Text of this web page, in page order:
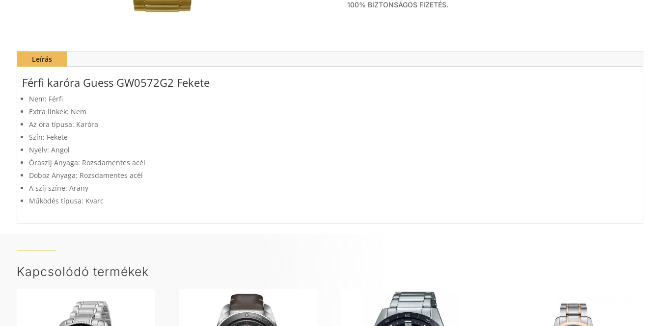
100% BIZTONSÁGOS FIZETÉS.
Leírás
Férfi karóra Guess GW0572G2 Fekete
Nem: Férfi
Extra linkek: Nem
Az óra típusa: Karóra
Szín: Fekete
Nyelv: Angol
Óraszíj Anyaga: Rozsdamentes acél
Doboz Anyaga: Rozsdamentes acél
A szíj színe: Arany
Működés típusa: Kvarc
Kapcsolódó termékek